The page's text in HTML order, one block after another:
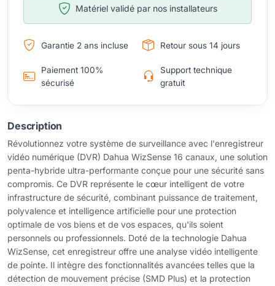
Matériel validé par nos installateurs
Garantie 2 ans incluse Retour sous 14 jours
Paiement 100%
sécurisé
Support technique
gratuit
Description
Révolutionnez votre système de surveillance avec l'enregistreur
vidéo numérique (DVR) Dahua WizSense 16 canaux, une solution
penta-hybride ultra-performante conçue pour une sécurité sans
compromis. Ce DVR représente le cœur intelligent de votre
infrastructure de sécurité, combinant puissance de traitement,
polyvalence et intelligence artificielle pour une protection
optimale de vos biens et de vos espaces, qu'ils soient
personnels ou professionnels. Doté de la technologie Dahua
WizSense, cet enregistreur offre une analyse vidéo intelligente
de pointe. Il intègre des fonctionnalités avancées telles que la
détection de mouvement précise (SMD Plus) et la protection